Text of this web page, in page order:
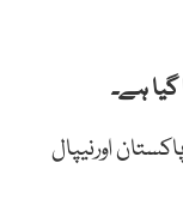
میچ پاکستان اورنیپال